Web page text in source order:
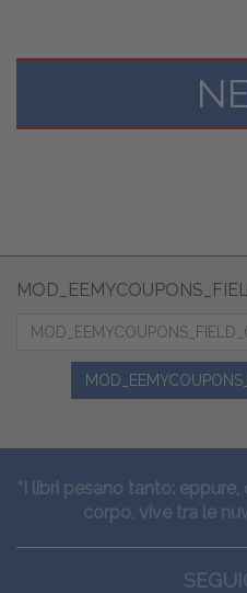
“I libri pesano tanto:
corpo, vive tra le